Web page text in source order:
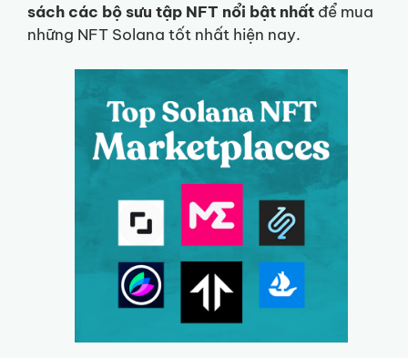
sách các bộ sưu tập NFT nổi bật nhất để mua
những NFT Solana tốt nhất hiện nay.